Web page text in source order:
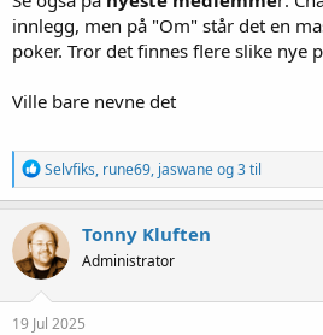
innlegg, men på "Om" står det en
poker. Tror det finnes flere slike nye
Ville bare nevne det
R
e
a
k
s
j
o
n
e
Selvfiks, rune69, jaswaneog 3 til
Tonny Kluften
Administrator
19 Jul 2025